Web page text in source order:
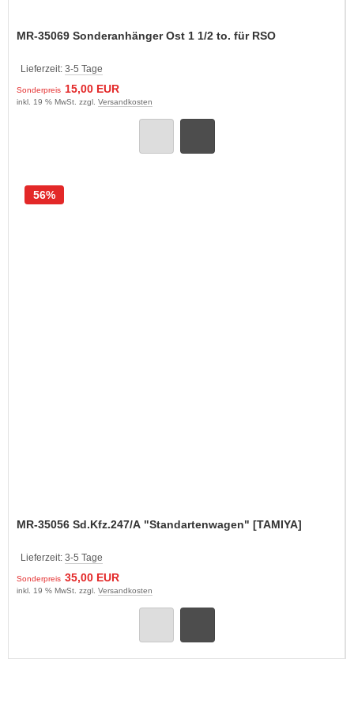
MR-35069 Sonderanhänger Ost 1 1/2 to. für RSO
Lieferzeit: 3-5 Tage
Sonderpreis 15,00 EUR
inkl. 19 % MwSt. zzgl. Versandkosten
MR-35056 Sd.Kfz.247/A "Standartenwagen" [TAMIYA]
Lieferzeit: 3-5 Tage
Sonderpreis 35,00 EUR
56%
inkl. 19 % MwSt. zzgl. Versandkosten